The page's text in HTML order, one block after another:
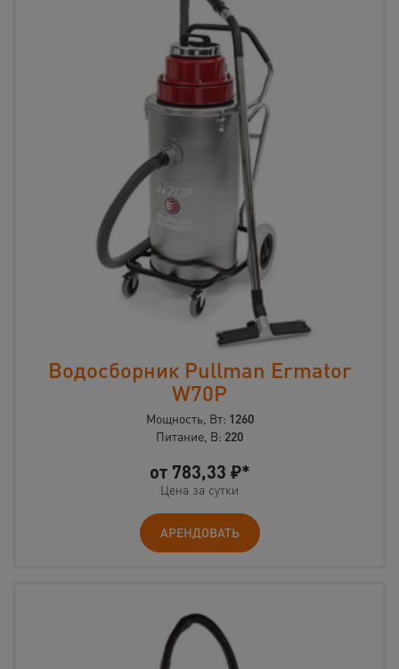
Водосборник Pullman Ermator
W70P
Мощность, Вт: 1260
Питание, В: 220
от 783,33 ₽*
Цена за сутки
АРЕНДОВАТЬ